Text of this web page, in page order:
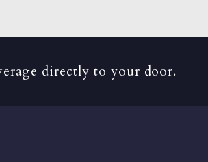
directly to your door.